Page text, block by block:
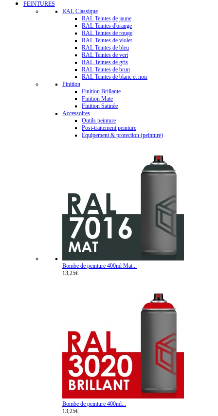
PEINTURES
RAL Classique
RAL Teintes de jaune
RAL Teintes d'orange
RAL Teintes de rouge
RAL Teintes de violet
RAL Teintes de bleu
RAL Teintes de vert
RAL Teintes de gris
RAL Teintes de brun
RAL Teintes de blanc et noir
Finition
Finition Brillante
Finition Mate
Finition Satinée
Accessoires
Outils peinture
Post-traitement peinture
Équipement & protection (peinture)
Bombe de peinture 400ml Mat...
13,25€
Bombe de peinture 400ml...
13,25€